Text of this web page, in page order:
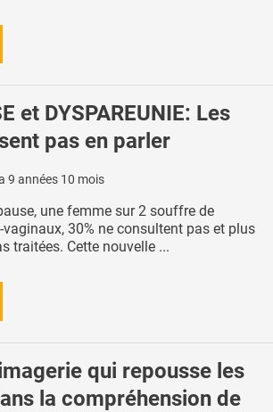
et DYSPAREUNIE: Les
pas en parler
9 années 10 mois
une femme sur 2 souffre de
30% ne consultent pas et plus
traitées. Cette nouvelle ...
qui repousse les
la compréhension de